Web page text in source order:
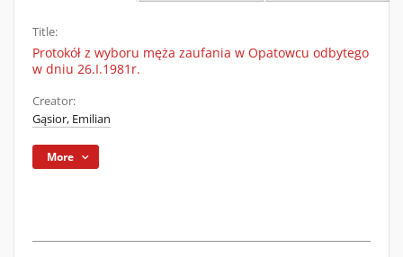
Title:
Protokół z wyboru męża zaufania w Opatowcu odbytego
w dniu 26.I.1981r.
Creator:
Gąsior, Emilian
More